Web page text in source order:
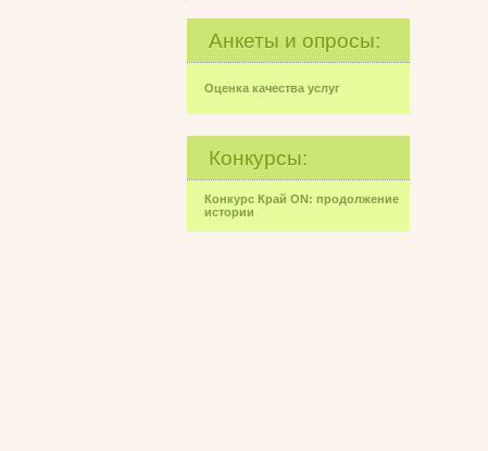
Анкеты и опросы:
Оценка качества услуг
Конкурсы:
Конкурс Край ON: продолжение
истории